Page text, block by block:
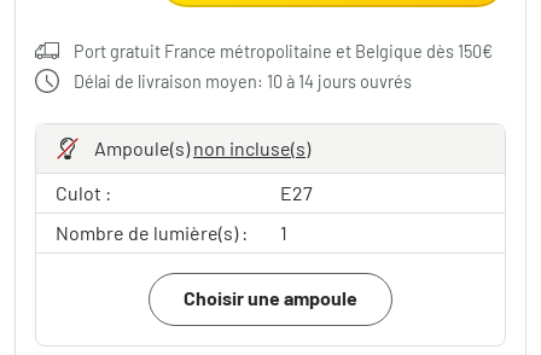
Port gratuit France métropolitaine et Belgique dès 150€
Délai de livraison moyen: 10 à 14 jours ouvrés
Ampoule(s)non incluse(s)
Culot :
E27
Nombre de lumière(s) :
1
Choisir une ampoule